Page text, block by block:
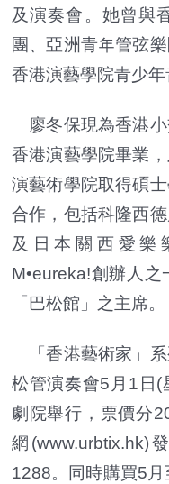
及演奏會。她曾與
團、亞洲青年管弦
香港演藝學院青少年
廖冬保現為香港小
香港演藝學院畢業
演藝術學院取得碩
合作，包括科隆西
及日本關西愛樂
M•eureka!創辦人
「巴松館」之主席。
「香港藝術家」系
松管演奏會5月1日(
劇院舉行，票價分
網(www.urbtix.hk)
1288。同時購買5